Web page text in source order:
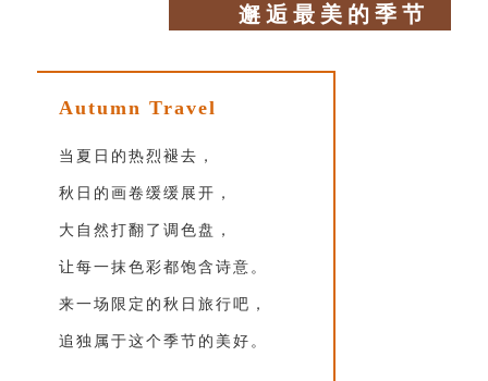
邂逅最美的季节
Autumn Travel
当夏日的热烈褪去，
秋日的画卷缓缓展开，
大自然打翻了调色盘，
让每一抹色彩都饱含诗意。
来一场限定的秋日旅行吧，
追独属于这个季节的美好。